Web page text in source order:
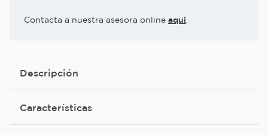
Contacta a nuestra asesora online aqui
Descripción
Características